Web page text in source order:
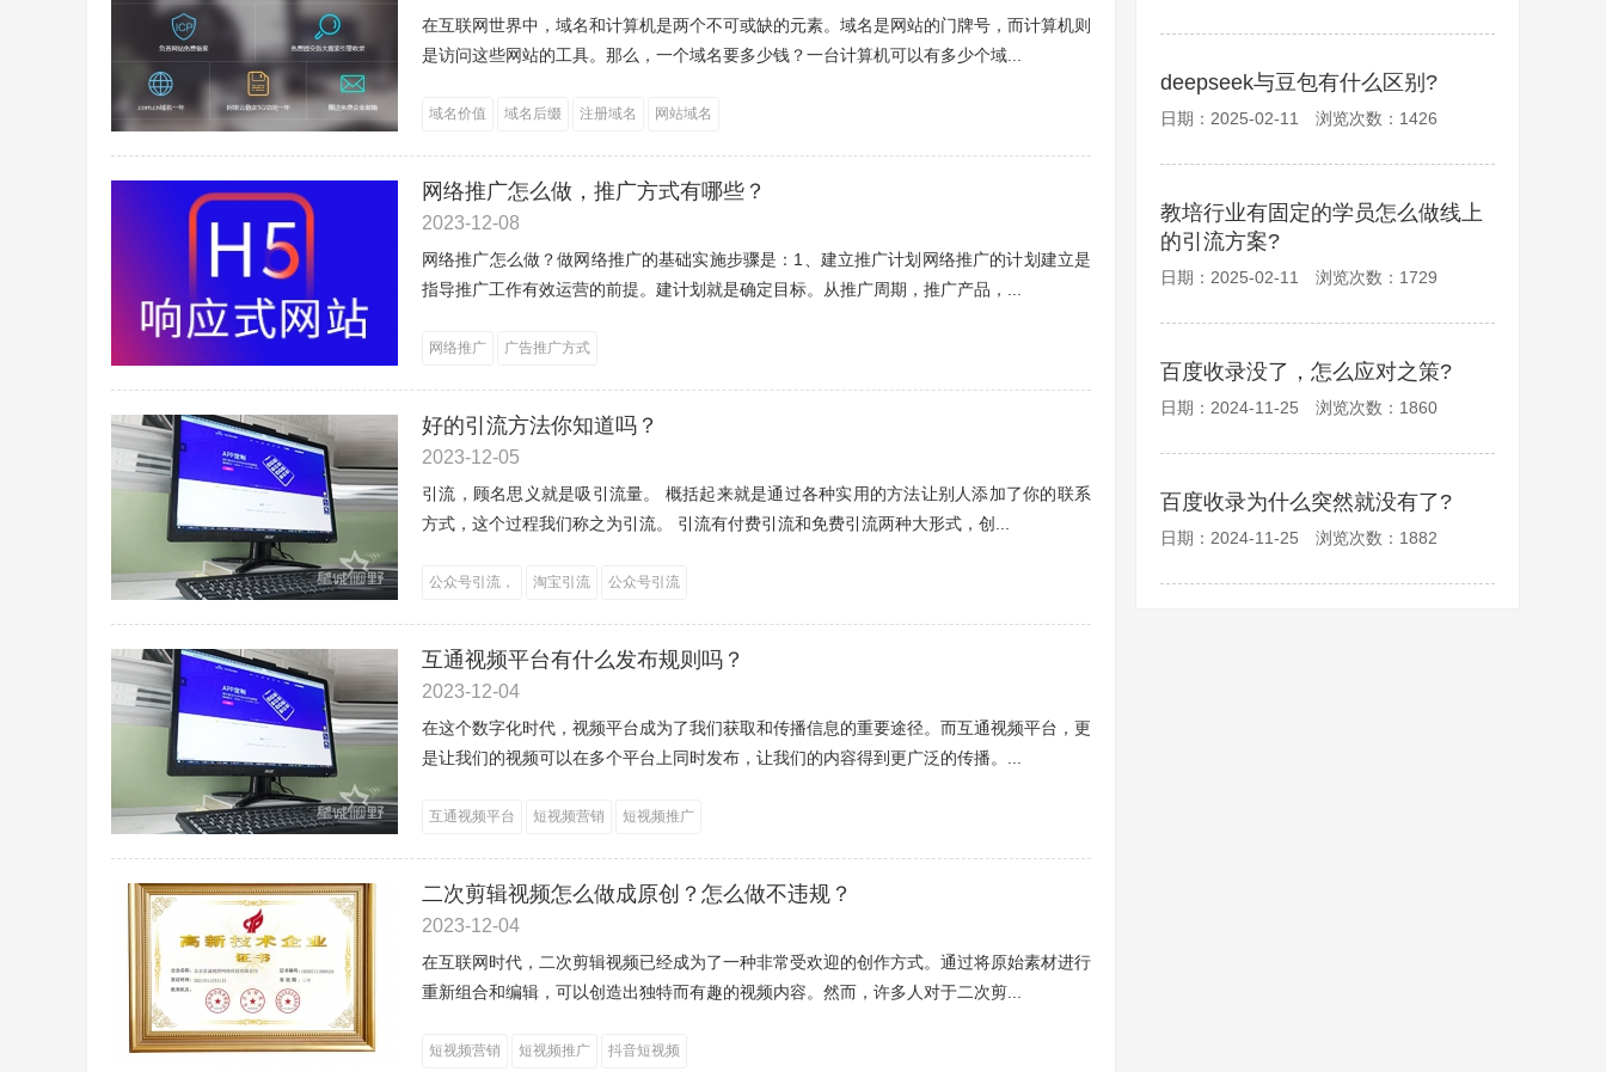
在互联网世界中，域名和计算机是两个不可或缺的元素。域名是网站的门牌号，而计算机则
是访问这些网站的工具。那么，一个域名要多少钱？一台计算机可以有多少个域...
域名价值 域名后缀 注册域名 网站域名
网络推广怎么做，推广方式有哪些？
2023-12-08
网络推广怎么做？做网络推广的基础实施步骤是：1、建立推广计划网络推广的计划建立是
指导推广工作有效运营的前提。建计划就是确定目标。从推广周期，推广产品，...
网络推广 广告推广方式
好的引流方法你知道吗？
2023-12-05
引流，顾名思义就是吸引流量。 概括起来就是通过各种实用的方法让别人添加了你的联系
方式，这个过程我们称之为引流。 引流有付费引流和免费引流两种大形式，创...
公众号引流， 淘宝引流 公众号引流
互通视频平台有什么发布规则吗？
2023-12-04
在这个数字化时代，视频平台成为了我们获取和传播信息的重要途径。而互通视频平台，更
是让我们的视频可以在多个平台上同时发布，让我们的内容得到更广泛的传播。...
互通视频平台 短视频营销 短视频推广
二次剪辑视频怎么做成原创？怎么做不违规？
2023-12-04
在互联网时代，二次剪辑视频已经成为了一种非常受欢迎的创作方式。通过将原始素材进行
重新组合和编辑，可以创造出独特而有趣的视频内容。然而，许多人对于二次剪...
短视频营销 短视频推广 抖音短视频
deepseek与豆包有什么区别?
日期：2025-02-11 浏览次数：1426
教培行业有固定的学员怎么做线上
的引流方案?
日期：2025-02-11 浏览次数：1729
百度收录没了，怎么应对之策?
日期：2024-11-25 浏览次数：1860
百度收录为什么突然就没有了?
日期：2024-11-25 浏览次数：1882